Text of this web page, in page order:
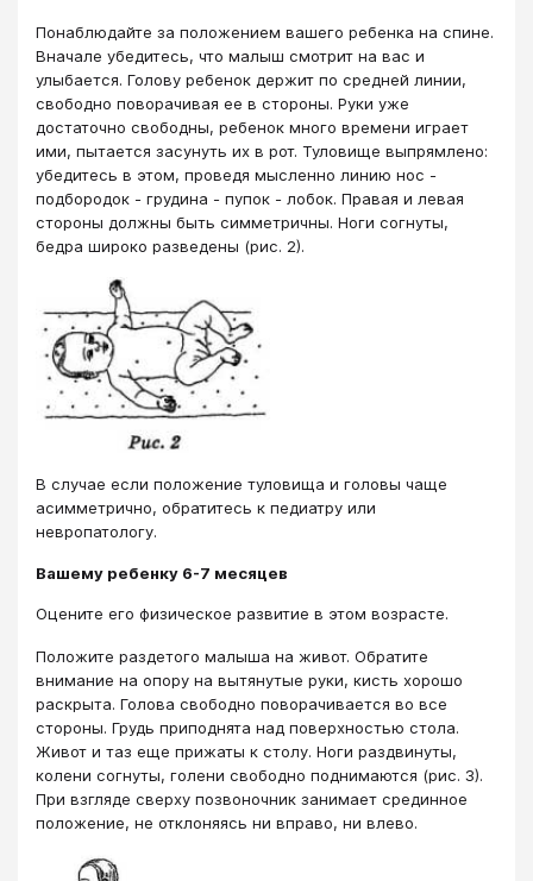
Понаблюдайте за положением вашего ребенка на спине.
Вначале убедитесь, что малыш смотрит на вас и
улыбается. Голову ребенок держит по средней линии,
свободно поворачивая ее в стороны. Руки уже
достаточно свободны, ребенок много времени играет
ими, пытается засунуть их в рот. Туловище выпрямлено:
убедитесь в этом, проведя мысленно линию нос -
подбородок - грудина - пупок - лобок. Правая и левая
стороны должны быть симметричны. Ноги согнуты,
бедра широко разведены (рис. 2).
В случае если положение туловища и головы чаще
асимметрично, обратитесь к педиатру или
невропатологу.
Вашему ребенку 6-7 месяцев
Оцените его физическое развитие в этом возрасте.
Положите раздетого малыша на живот. Обратите
внимание на опору на вытянутые руки, кисть хорошо
раскрыта. Голова свободно поворачивается во все
стороны. Грудь приподнята над поверхностью стола.
Живот и таз еще прижаты к столу. Ноги раздвинуты,
колени согнуты, голени свободно поднимаются (рис. 3).
При взгляде сверху позвоночник занимает срединное
положение, не отклоняясь ни вправо, ни влево.